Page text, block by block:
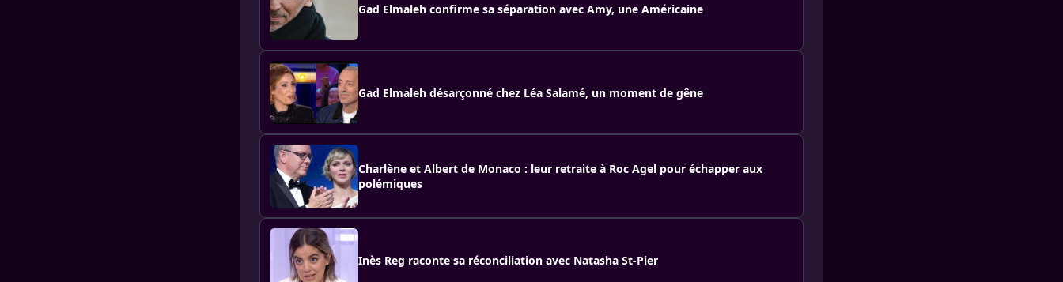
Gad Elmaleh confirme sa séparation avec Amy, une Américaine
Gad Elmaleh désarçonné chez Léa Salamé, un moment de gêne
Charlène et Albert de Monaco : leur retraite à Roc Agel pour échapper aux
polémiques
Inès Reg raconte sa réconciliation avec Natasha St-Pier